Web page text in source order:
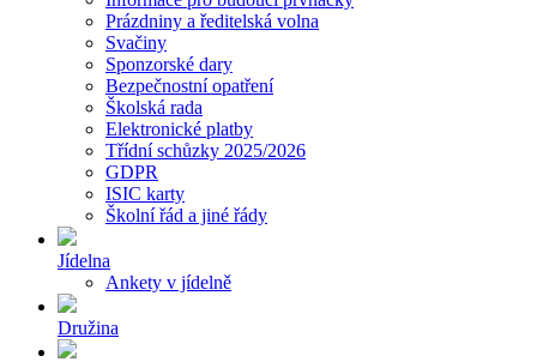
Prázdniny a ředitelská volna
Svačiny
Sponzorské dary
Bezpečnostní opatření
Školská rada
Elektronické platby
Třídní schůzky 2025/2026
GDPR
ISIC karty
Školní řád a jiné řády
Jídelna
Ankety v jídelně
Družina